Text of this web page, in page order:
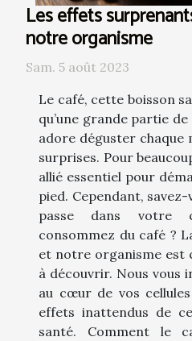
Les effets
notre organisme
Sam. 5 août 2023
Le café, cette boisson
qu’une grande partie
adore déguster chaque
surprises. Pour
allié essentiel pour
pied. Cependant,
passe dans votre
consommez du café ?
et notre organisme est
à découvrir. Nous vous
au cœur de vos
effets inattendus de
santé. Comment le